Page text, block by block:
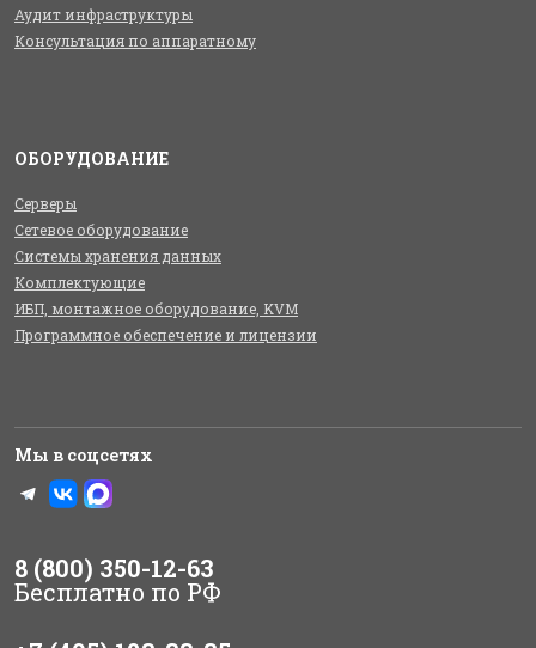
Аудит инфраструктуры
Консультация по аппаратному
ОБОРУДОВАНИЕ
Серверы
Сетевое оборудование
Системы хранения данных
Комплектующие
ИБП, монтажное оборудование, KVM
Программное обеспечение и лицензии
Мы в соцсетях
8 (800) 350-12-63
Бесплатно по РФ